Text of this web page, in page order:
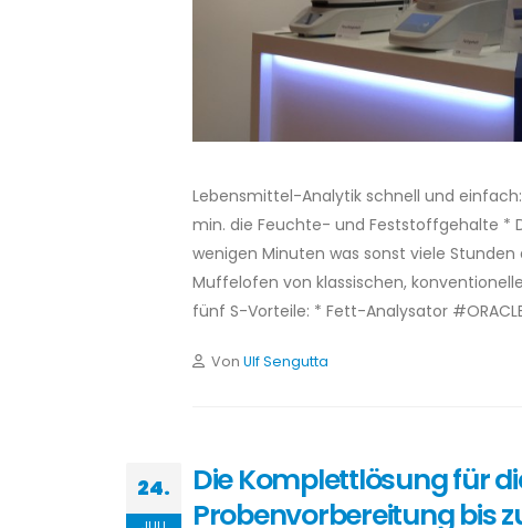
Lebensmittel-Analytik schnell und
min. die Feuchte- und Feststoffgehalte *
wenigen Minuten was sonst viele
Muffelofen von klassischen,
fünf S-Vorteile: * Fett-Analysator
Von Ulf Sengutta
24.
Die Komplettlösung für
Probenvorbereitung bis